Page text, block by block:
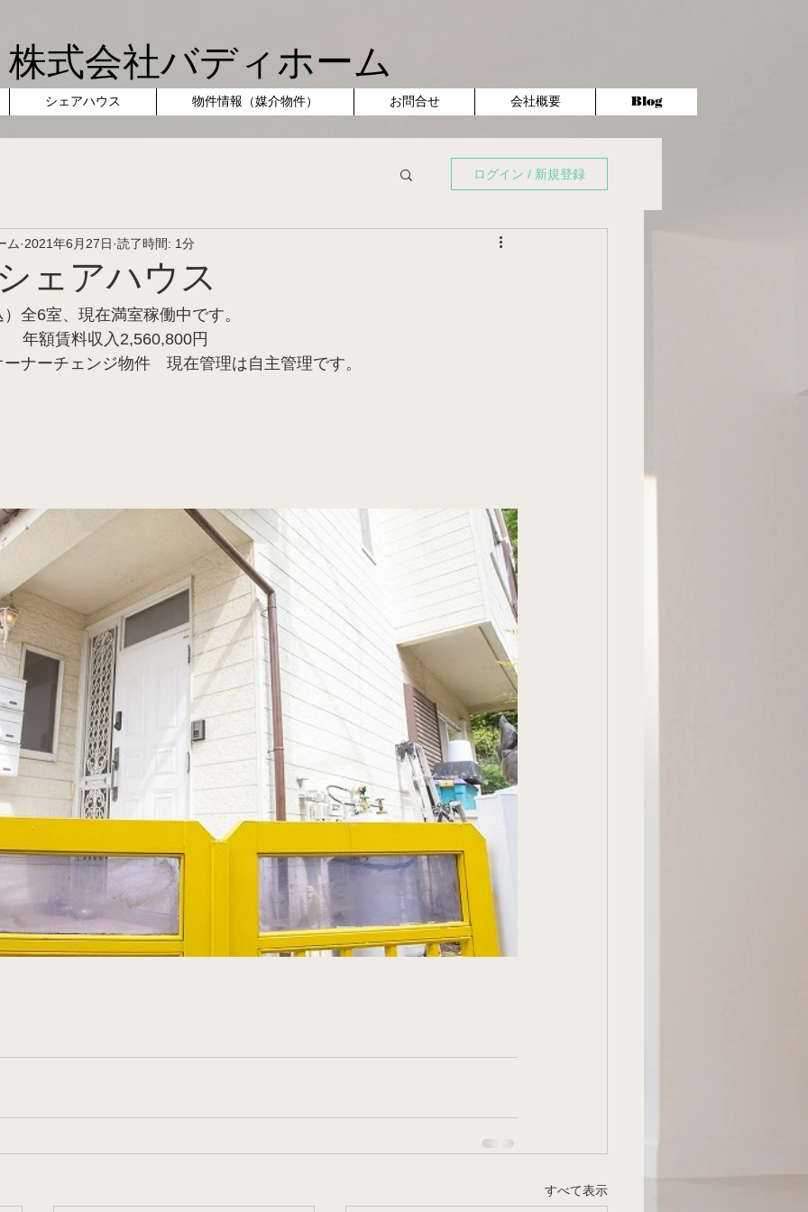
株式会社バディホーム
シェアハウス 物件情報（媒介物件） お問合せ 会社概要 Blog
ログイン / 新規登録
ェアハウス
ム 2021年6月27日 読了時間: 1分
全6室、現在満室稼働中です。
年額賃料収入2,560,800円
ナーチェンジ物件　現在管理は自主管理です。
すべて表示